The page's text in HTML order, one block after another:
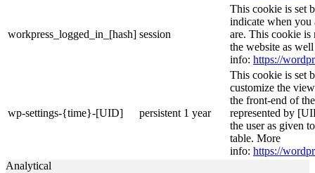
workpress_logged_in_[hash] session
This cookie is set
indicate when you
are. This cookie is
the website as
info: https://
wp-settings-{time}-[UID] persistent 1 year
This cookie is set
customize the
the front-end of
represented by
the user as given
table. More
info: https://
Analytical